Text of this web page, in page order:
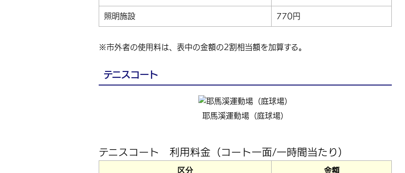
照明施設 770円
※市外者の使用料は、表中の金額の2割相当額を加算する。
テニスコート
耶馬溪運動場（庭球場）
テニスコート 利用料金（コート一面/一時間当たり）
区分 金額